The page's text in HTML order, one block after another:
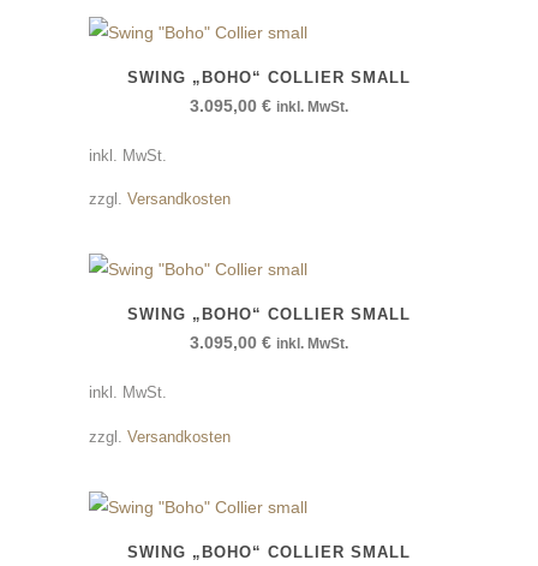
SWING „BOHO“ COLLIER SMALL
3.095,00 € inkl. MwSt.
inkl. MwSt.
zzgl. Versandkosten
SWING „BOHO“ COLLIER SMALL
3.095,00 € inkl. MwSt.
inkl. MwSt.
zzgl. Versandkosten
SWING „BOHO“ COLLIER SMALL